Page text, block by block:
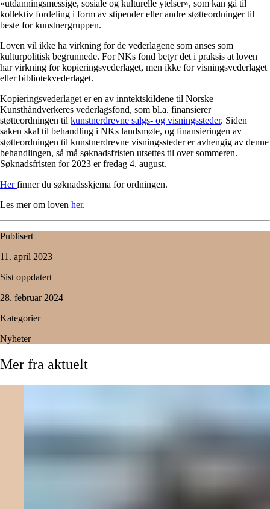
«utdanningsmessige, sosiale og kulturelle ytelser», som kan gå til
kollektiv fordeling i form av stipender eller andre støtteordninger til
beste for kunstnergruppen.
Loven vil ikke ha virkning for de vederlagene som anses som
kulturpolitisk begrunnede. For NKs fond betyr det i praksis at loven
har virkning for kopieringsvederlaget, men ikke for visningsvederlaget
eller bibliotekvederlaget.
Kopieringsvederlaget er en av inntektskildene til Norske
Kunsthåndverkeres vederlagsfond, som bl.a. finansierer
støtteordningen til kunstnerdrevne salgs- og visningssteder. Siden
saken skal til behandling i NKs landsmøte, og finansieringen av
støtteordningen til kunstnerdrevne visningssteder er avhengig av denne
behandlingen, så må søknadsfristen utsettes til over sommeren.
Søknadsfristen for 2023 er fredag 4. august.
Herfinner du søknadsskjema for ordningen.
Les mer om loven her.
Publisert
11. april 2023
Sist oppdatert
28. februar 2024
Kategorier
Nyheter
Mer fra aktuelt